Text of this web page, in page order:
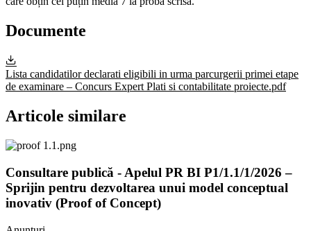
Documente
Lista candidatilor declarati eligibili in urma parcurgerii primei etape
de examinare – Concurs Expert Plati si contabilitate proiecte.pdf
Articole similare
Consultare publică - Apelul PR BI P1/1.1/1/2026 –
Sprijin pentru dezvoltarea unui model conceptual
inovativ (Proof of Concept)